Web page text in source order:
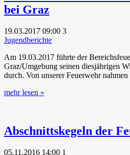
bei Graz
19.03.2017 09:00 3
Jugendberichte
Am 19.03.2017 führte der
Graz/Umgebung seinen diesjährigen
durch. Von unserer Feuerwehr
mehr lesen »
Abschnittskegeln der
05.11.2016 14:00 1